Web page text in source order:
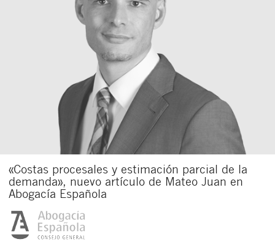
«Costas procesales y estimación parcial de la
demanda», nuevo artículo de Mateo Juan en
Abogacía Española